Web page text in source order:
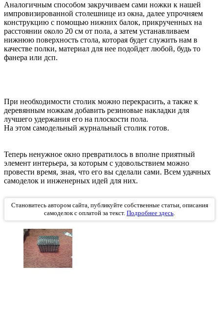
Аналогичным способом закручиваем сами ножки к нашей
импровизированной столешнице из окна, далее упрочняем
конструкцию с помощью нижних балок, прикрученных на
расстоянии около 20 см от пола, а затем устанавливаем
нижнюю поверхность стола, которая будет служить нам в
качестве полки, материал для нее подойдет любой, будь то
фанера или дсп.
При необходимости столик можно перекрасить, а также к
деревянным ножкам добавить резиновые накладки для
лучшего удержания его на плоскости пола.
На этом самодельный журнальный столик готов.
Теперь ненужное окно превратилось в вполне приятный
элемент интерьера, за которым с удовольствием можно
провести время, зная, что его вы сделали сами. Всем удачных
самоделок и инженерных идей для них.
Становитесь автором сайта, публикуйте собственные статьи, описания
самоделок с оплатой за текст. Подробнее здесь.